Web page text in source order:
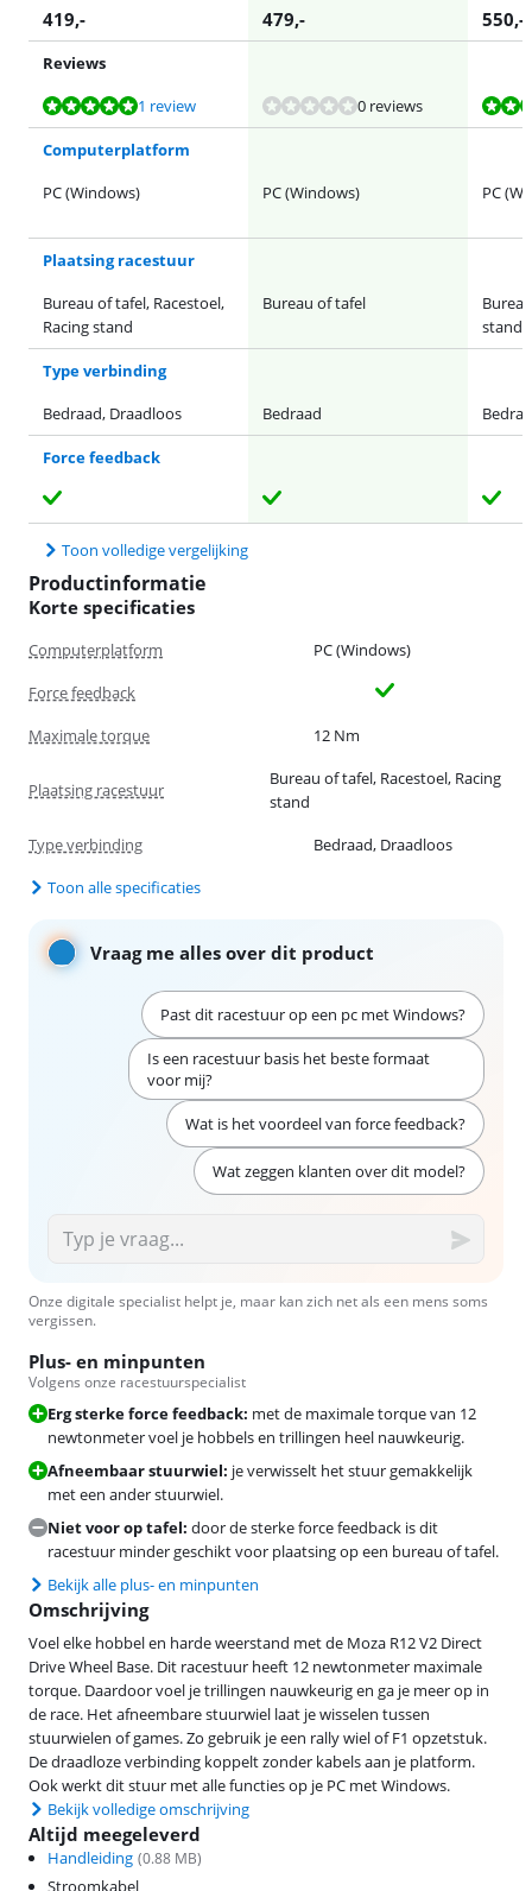
419,- 479,- 550,-
Reviews
Beoordeling is 10 van de 10, gebaseerd op 1 review.
1 review 0 reviews
Beoordeling is 9,4 van de 10, gebaseerd op 17 reviews.
Beoordeling is 10 van de 10, gebaseerd op 3 reviews.
Beoordeling is 8,9 van de 10, gebaseerd op 5 reviews.
Computerplatform
PC (Windows)
PC (Windows) PC
Plaatsing racestuur
Bureau of tafel, Racestoel,
Racing stand
Bureau of tafel
stand
Type verbinding
Bedraad, Draadloos
Bedraad
Force feedback
Toon volledige vergelijking
Productinformatie
Korte specificaties
Computerplatform
PC (Windows)
Force feedback
Maximale torque
12 Nm
Plaatsing racestuur
Bureau of tafel, Racestoel, Racing
stand
Type verbinding
Bedraad, Draadloos
Toon alle specificaties
Vraag me alles over dit product
Past dit racestuur op een pc met Windows?
Is een racestuur basis het beste formaat
voor mij?
Wat is het voordeel van force feedback?
Wat zeggen klanten over dit model?
Onze digitale specialist helpt je, maar kan zich net als een mens soms
vergissen.
Plus- en minpunten
Volgens onze racestuurspecialist
Erg sterke force feedback: met de maximale torque van 12
newtonmeter voel je hobbels en trillingen heel nauwkeurig.
Afneembaar stuurwiel: je verwisselt het stuur gemakkelijk
met een ander stuurwiel.
Niet voor op tafel: door de sterke force feedback is dit
racestuur minder geschikt voor plaatsing op een bureau of tafel.
Bekijk alle plus- en minpunten
Omschrijving
Voel elke hobbel en harde weerstand met de Moza R12 V2 Direct
Drive Wheel Base. Dit racestuur heeft 12 newtonmeter maximale
torque. Daardoor voel je trillingen nauwkeurig en ga je meer op in
de race. Het afneembare stuurwiel laat je wisselen tussen
stuurwielen of games. Zo gebruik je een rally wiel of F1 opzetstuk.
De draadloze verbinding koppelt zonder kabels aan je platform.
Ook werkt dit stuur met alle functies op je PC met Windows.
Bekijk volledige omschrijving
Altijd meegeleverd
Handleiding (0.88 MB)
Stroomkabel